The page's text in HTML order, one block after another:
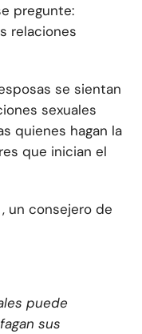
pregunte:
relaciones
se sientan
sexuales
quienes hagan la
que inician el
, un consejero de
puede
sus